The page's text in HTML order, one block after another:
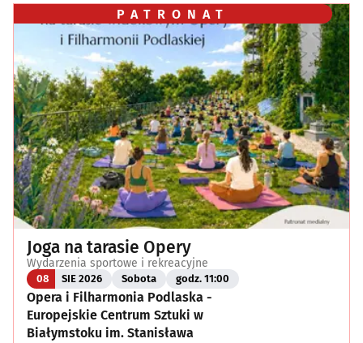
PATRONAT
Joga na tarasie Opery
Wydarzenia sportowe i rekreacyjne
08 SIE 2026 Sobota godz. 11:00
Opera i Filharmonia Podlaska -
Europejskie Centrum Sztuki w
Białymstoku im. Stanisława